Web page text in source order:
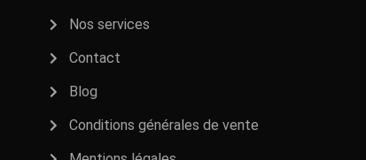
Nos services
Contact
Blog
Conditions générales de vente